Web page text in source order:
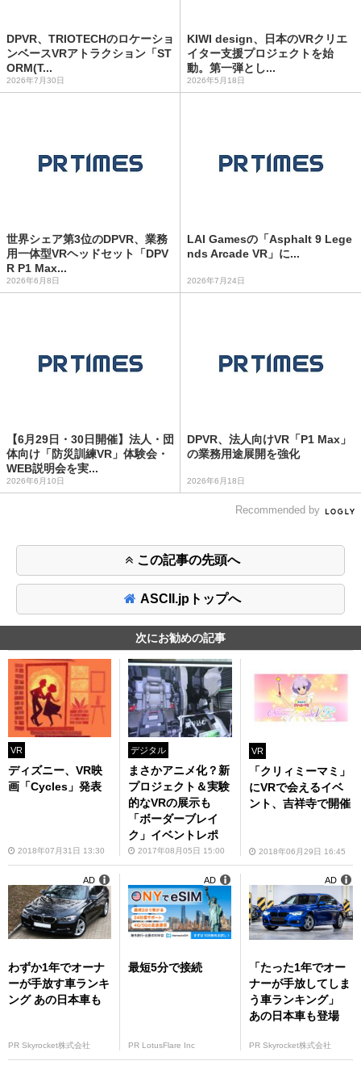
DPVR、TRIOTECHのロケーショ
ンベースVRアトラクション「ST
ORM(T...
2026年7月30日
KIWI design、日本のVRクリエ
イター支援プロジェクトを始
動。第一弾とし...
2026年5月18日
世界シェア第3位のDPVR、業務
用一体型VRヘッドセット「DPV
R P1 Max...
2026年6月8日
LAI Gamesの「Asphalt 9 Lege
nds Arcade VR」に...
2026年7月24日
【6月29日・30日開催】法人・団
体向け「防災訓練VR」体験会・
WEB説明会を実...
2026年6月10日
DPVR、法人向けVR「P1 Max」
の業務用途展開を強化
2026年6月18日
Recommended by
この記事の先頭へ
ASCII.jpトップへ
次にお勧めの記事
VR
ディズニー、VR映
画「Cycles」発表
2018年07月31日 13:30
デジタル
まさかアニメ化？新
プロジェクト＆実験
的なVRの展示も
「ボーダーブレイ
ク」イベントレポ
2017年08月05日 15:00
VR
「クリィミーマミ」
にVRで会えるイベ
ント、吉祥寺で開催
2018年06月29日 16:45
わずか1年でオーナ
ーが手放す車ランキ
ング あの日本車も
PR Skyrocket株式会社
AD
最短5分で接続
PR LotusFlare Inc
AD
「たった1年でオー
ナーが手放してしま
う車ランキング」
あの日本車も登場
PR Skyrocket株式会社
AD